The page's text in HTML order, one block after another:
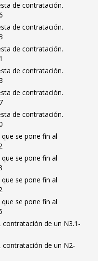
de contratación.
de contratación.
de contratación.
de contratación.
de contratación.
de contratación.
se pone fin al
se pone fin al
se pone fin al
se pone fin al
de un N3.1-
contratación de un N2-